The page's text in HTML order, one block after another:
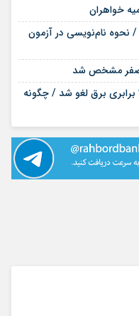
خواهران
نحوه نام‌نویسی در آزمون
صفر مشخص شد
خبر خوب برای کشاورزان؛ افزایش ۴۰۰ برابری برق لغو شد / چگونه